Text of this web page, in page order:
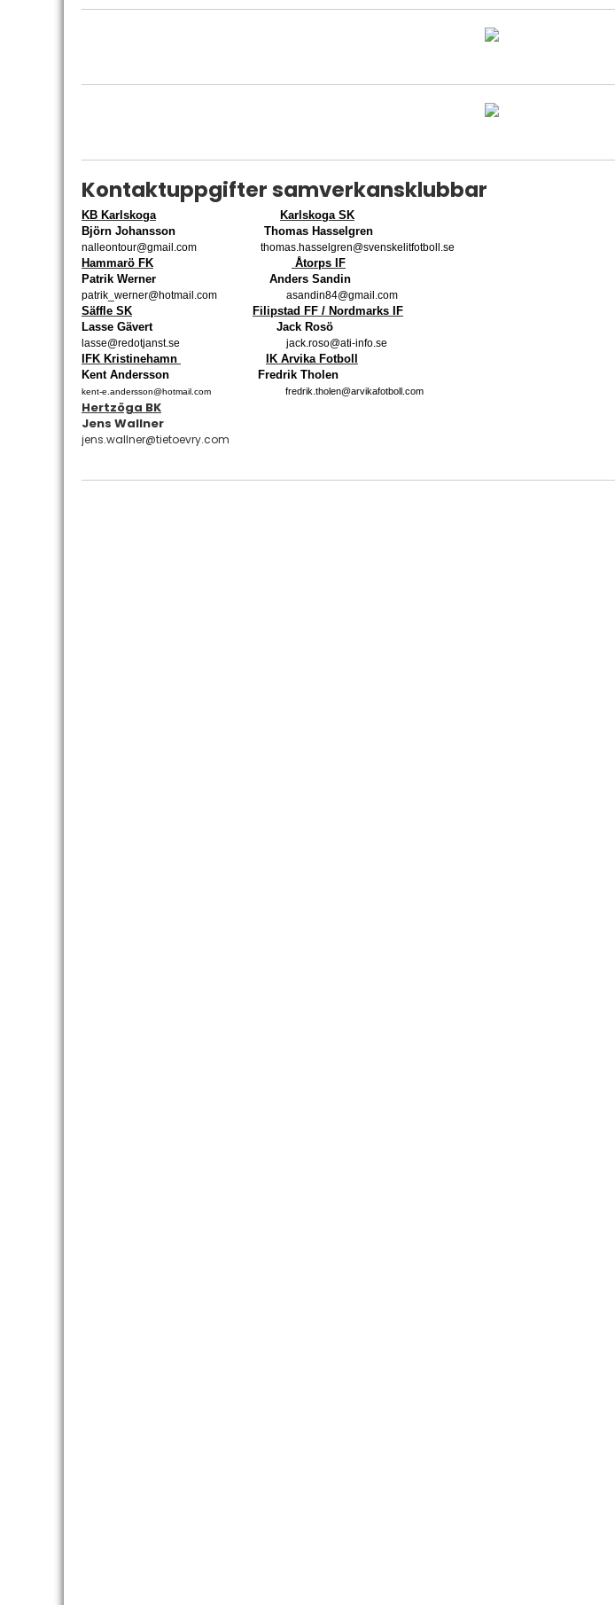
Kontaktuppgifter samverkansklubbar
KB Karlskoga
Karlskoga SK
Björn Johansson Thomas Hasselgren
nalleontour@gmail.com thomas.hasselgren@svenskelitfotboll.se
Hammarö FK
Åtorps IF
Patrik Werner Anders Sandin
patrik_werner@hotmail.com asandin84@gmail.com
Säffle SK
Filipstad FF / Nordmarks IF
Lasse Gävert Jack Rosö
lasse@redotjanst.se jack.roso@ati-info.se
IFK Kristinehamn
IK Arvika Fotboll
Kent Andersson Fredrik Tholen
kent-e.andersson@hotmail.com fredrik.tholen@arvikafotboll.com
Hertzöga BK
Jens Wallner
jens.wallner@tietoevry.com